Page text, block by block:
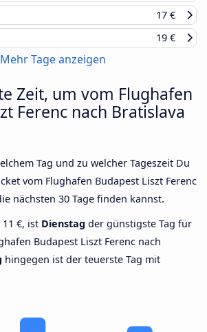
17 €
19 €
Mehr Tage anzeigen
Zeit, um vom Flughafen
Ferenc nach Bratislava
Tag und zu welcher Tageszeit Du
vom Flughafen Budapest Liszt Ferenc
nächsten 30 Tage finden kannst.
€, ist Dienstag der günstigste Tag für
Budapest Liszt Ferenc nach
hingegen ist der teuerste Tag mit